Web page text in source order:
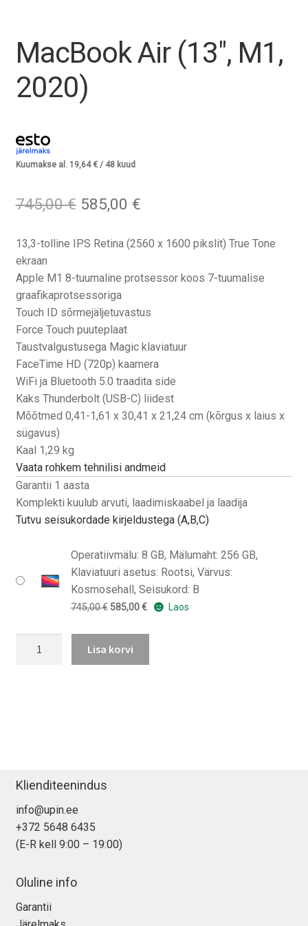
Hooldus
Minu konto
MacBook Air (13″, M1,
2020)
Kuumakse al. 19,64 €/ 48 kuud
745,00€ Algne
oli:
745,00 €.
585,00 €Praegune
on:
585,00 €.
13,3-tolline IPS Retina (2560 x 1600 pikslit) True Tone
ekraan
Apple M1 8-tuumaline protsessor koos 7-tuumalise
graafikaprotsessoriga
Touch ID sõrmejäljetuvastus
Force Touch puuteplaat
Taustvalgustusega Magic klaviatuur
FaceTime HD (720p) kaamera
WiFi ja Bluetooth 5.0 traadita side
Kaks Thunderbolt (USB-C) liidest
Mõõtmed 0,41-1,61 x 30,41 x 21,24 cm (kõrgus x laius x
sügavus)
Kaal 1,29 kg
Vaata rohkem tehnilisi andmeid
Garantii 1 aasta
Komplekti kuulub arvuti, laadimiskaabel ja laadija
Tutvu seisukordade kirjeldustega (A,B,C)
Operatiivmälu: 8 GB, Mälumaht: 256 GB,
Klaviatuuri asetus: Rootsi, Värvus:
Kosmosehall, Seisukord: B
745,00€ Algne
585,00€Praegune
Laos
Lisa korvi
Klienditeenindus
info@upin.ee
+372 5648 6435
(E-R kell 9:00 – 19:00)
Oluline info
Garantii